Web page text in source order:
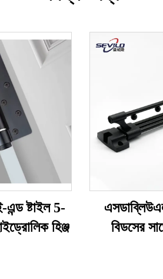
ষ্টাইল 5-
হিঞ্জ
বিডসের